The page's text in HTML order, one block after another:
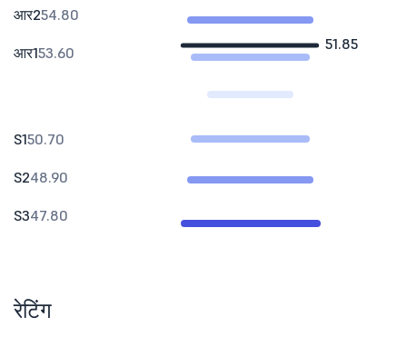
51.85
आर254.80
आर153.60
S150.70
S248.90
S347.80
रेटिंग